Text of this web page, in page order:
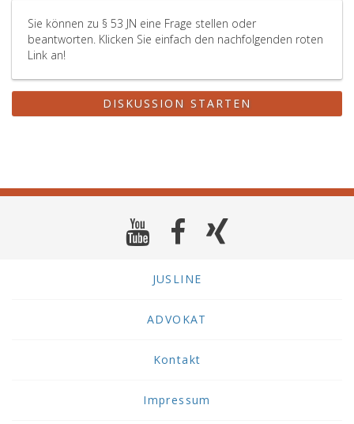
Sie können zu § 53 JN eine Frage stellen oder
beantworten. Klicken Sie einfach den nachfolgenden roten
Link an!
DISKUSSION STARTEN
JUSLINE
ADVOKAT
Kontakt
Impressum